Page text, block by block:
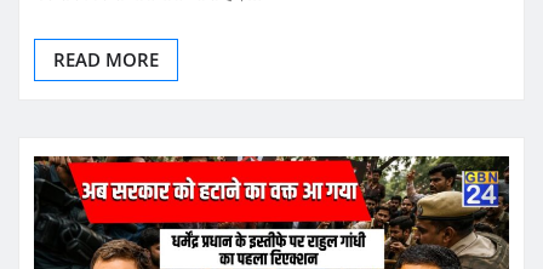
READ MORE